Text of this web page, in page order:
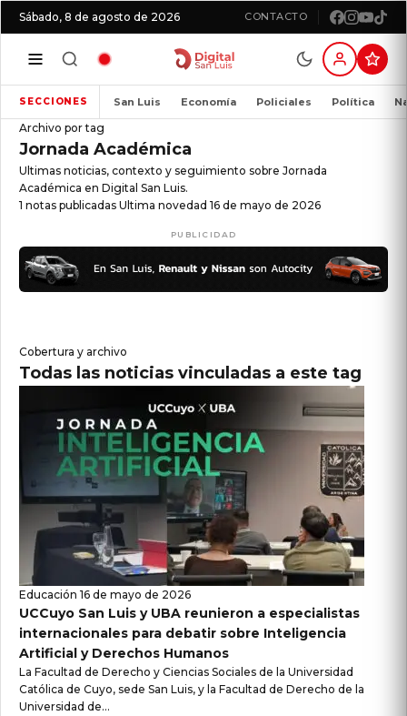
Sábado, 8 de agosto de 2026 CONTACTO
SECCIONES San Luis Economía Policiales Política
Archivo por tag
Jornada Académica
Ultimas noticias, contexto y seguimiento sobre Jornada
Académica en Digital San Luis.
1 notas publicadas Ultima novedad 16 de mayo de 2026
PUBLICIDAD
Cobertura y archivo
Todas las noticias vinculadas a este tag
Educación 16 de mayo de 2026
UCCuyo San Luis y UBA reunieron a especialistas
internacionales para debatir sobre Inteligencia
Artificial y Derechos Humanos
La Facultad de Derecho y Ciencias Sociales de la Universidad
Católica de Cuyo, sede San Luis, y la Facultad de Derecho de la
Universidad de...